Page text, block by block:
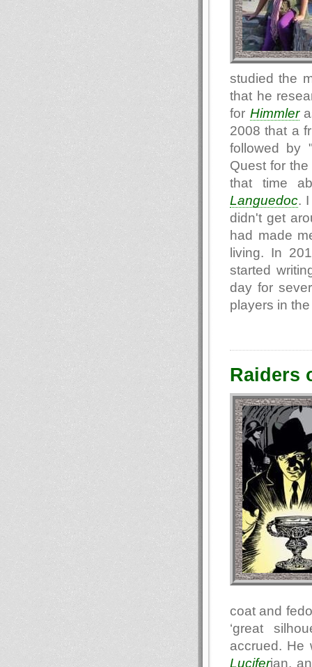
studied the
that he
for Himmler
2008 that a
followed by
Quest for
that time
Languedoc.
didn't get
had made
living. In
started
day for
players in
Raiders
coat and
‘great
accrued. He
Luciferian,